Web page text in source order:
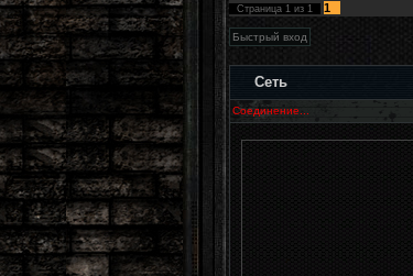
Страница 1 из 1
1
Сеть
Соединение...